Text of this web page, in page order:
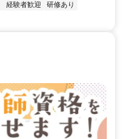
経験者歓迎
研修あり